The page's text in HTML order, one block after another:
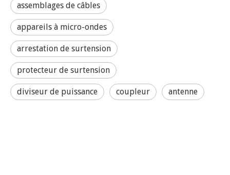
assemblages de câbles
appareils à micro-ondes
arrestation de surtension
protecteur de surtension
diviseur de puissance coupleur antenne